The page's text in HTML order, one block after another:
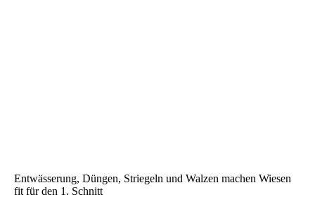
Entwässerung, Düngen, Striegeln und Walzen machen Wiesen
fit für den 1. Schnitt